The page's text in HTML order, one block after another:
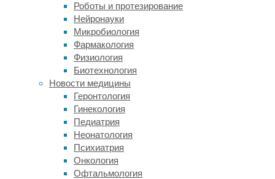
Роботы и протезирование
Нейронауки
Микробиология
Фармакология
Физиология
Биотехнология
Новости медицины
Геронтология
Гинекология
Педиатрия
Неонатология
Психиатрия
Онкология
Офтальмология
патологий
нервной
системы,
причем
сильнее,
чем
животные
возрастными
изменениями
из-
за
остеоартрита.